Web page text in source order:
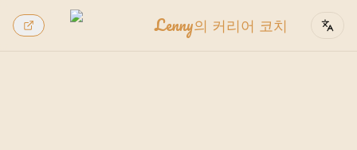
Lenny의 커리어 코치